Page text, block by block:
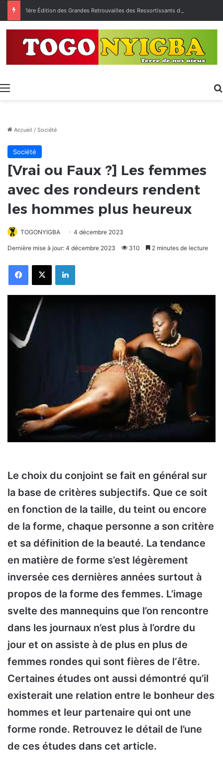
Menu
Accueil / Société
Société
[Vrai ou Faux ?] Les femmes
avec des rondeurs rendent
les hommes plus heureux
TOGONYIGBA 4 décembre 2023
Dernière mise à jour: 4 décembre 2023 310 2 minutes de lecture
FacebookX Linkedin
Le choix du conjoint se fait en général sur
la base de critères subjectifs. Que ce soit
en fonction de la taille, du teint ou encore
de la forme, chaque personne a son critère
et sa définition de la beauté. La tendance
en matière de forme s’est légèrement
inversée ces dernières années surtout à
propos de la forme des femmes. L’image
svelte des mannequins que l’on rencontre
dans les journaux n’est plus à l’ordre du
jour et on assiste à de plus en plus de
femmes rondes qui sont fières de l‘être.
Certaines études ont aussi démontré qu’il
existerait une relation entre le bonheur des
hommes et leur partenaire qui ont une
forme ronde. Retrouvez le détail de l’une
de ces études dans cet article.